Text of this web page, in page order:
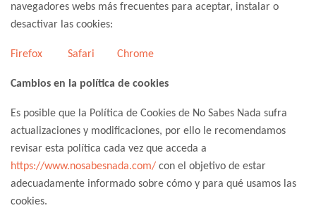
navegadores webs más frecuentes para aceptar, instalar o
desactivar las cookies:
Firefox Safari Chrome
Cambios en la política de cookies
Es posible que la Política de Cookies de No Sabes Nada sufra
actualizaciones y modificaciones, por ello le recomendamos
revisar esta política cada vez que acceda a
https://www.nosabesnada.com/ con el objetivo de estar
adecuadamente informado sobre cómo y para qué usamos las
cookies.